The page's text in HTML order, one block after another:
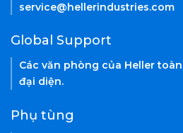
service@hellerindustries.com
Global Support
Các văn phòng của Heller
đại diện.
Phụ tùng